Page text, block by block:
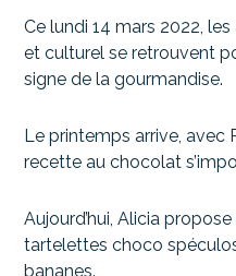
Ce lundi 14 mars 2022,
et culturel se retrouvent
signe de la gourmandise.
Le printemps arrive, avec
recette au chocolat
Aujourd’hui, Alicia
tartelettes choco
bananes.